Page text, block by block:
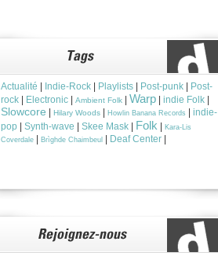
Actualité Indie-Rock Playlists Post-punk
Post-
rock
Electronic Ambient Folk Warp indie Folk
Slowcore Hilary Woods Howlin Banana Records
indie-
pop
Synth-wave Skee Mask Folk
Kara-Lis
Coverdale
Brìghde Chaimbeul Deaf Center